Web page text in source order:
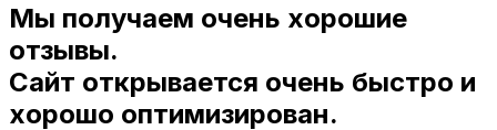
Мы получаем очень хорошие
отзывы.
Сайт открывается очень быстро и
хорошо оптимизирован.